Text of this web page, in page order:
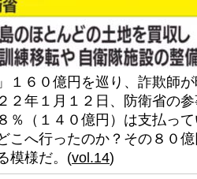
１６０億円を巡り、詐欺師
２年１月１２日、防衛省の
％（１４０億円）は支払っ
こへ行ったのか？その８０
模様だ。(vol.14)